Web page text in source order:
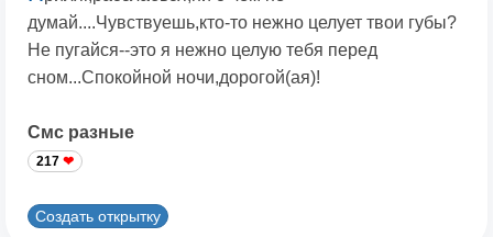
думай....Чувствуешь,кто-то нежно целует твои губы?
Не пугайся--это я нежно целую тебя перед
сном...Спокойной ночи,дорогой(ая)!
Смс разные
217
Создать открытку